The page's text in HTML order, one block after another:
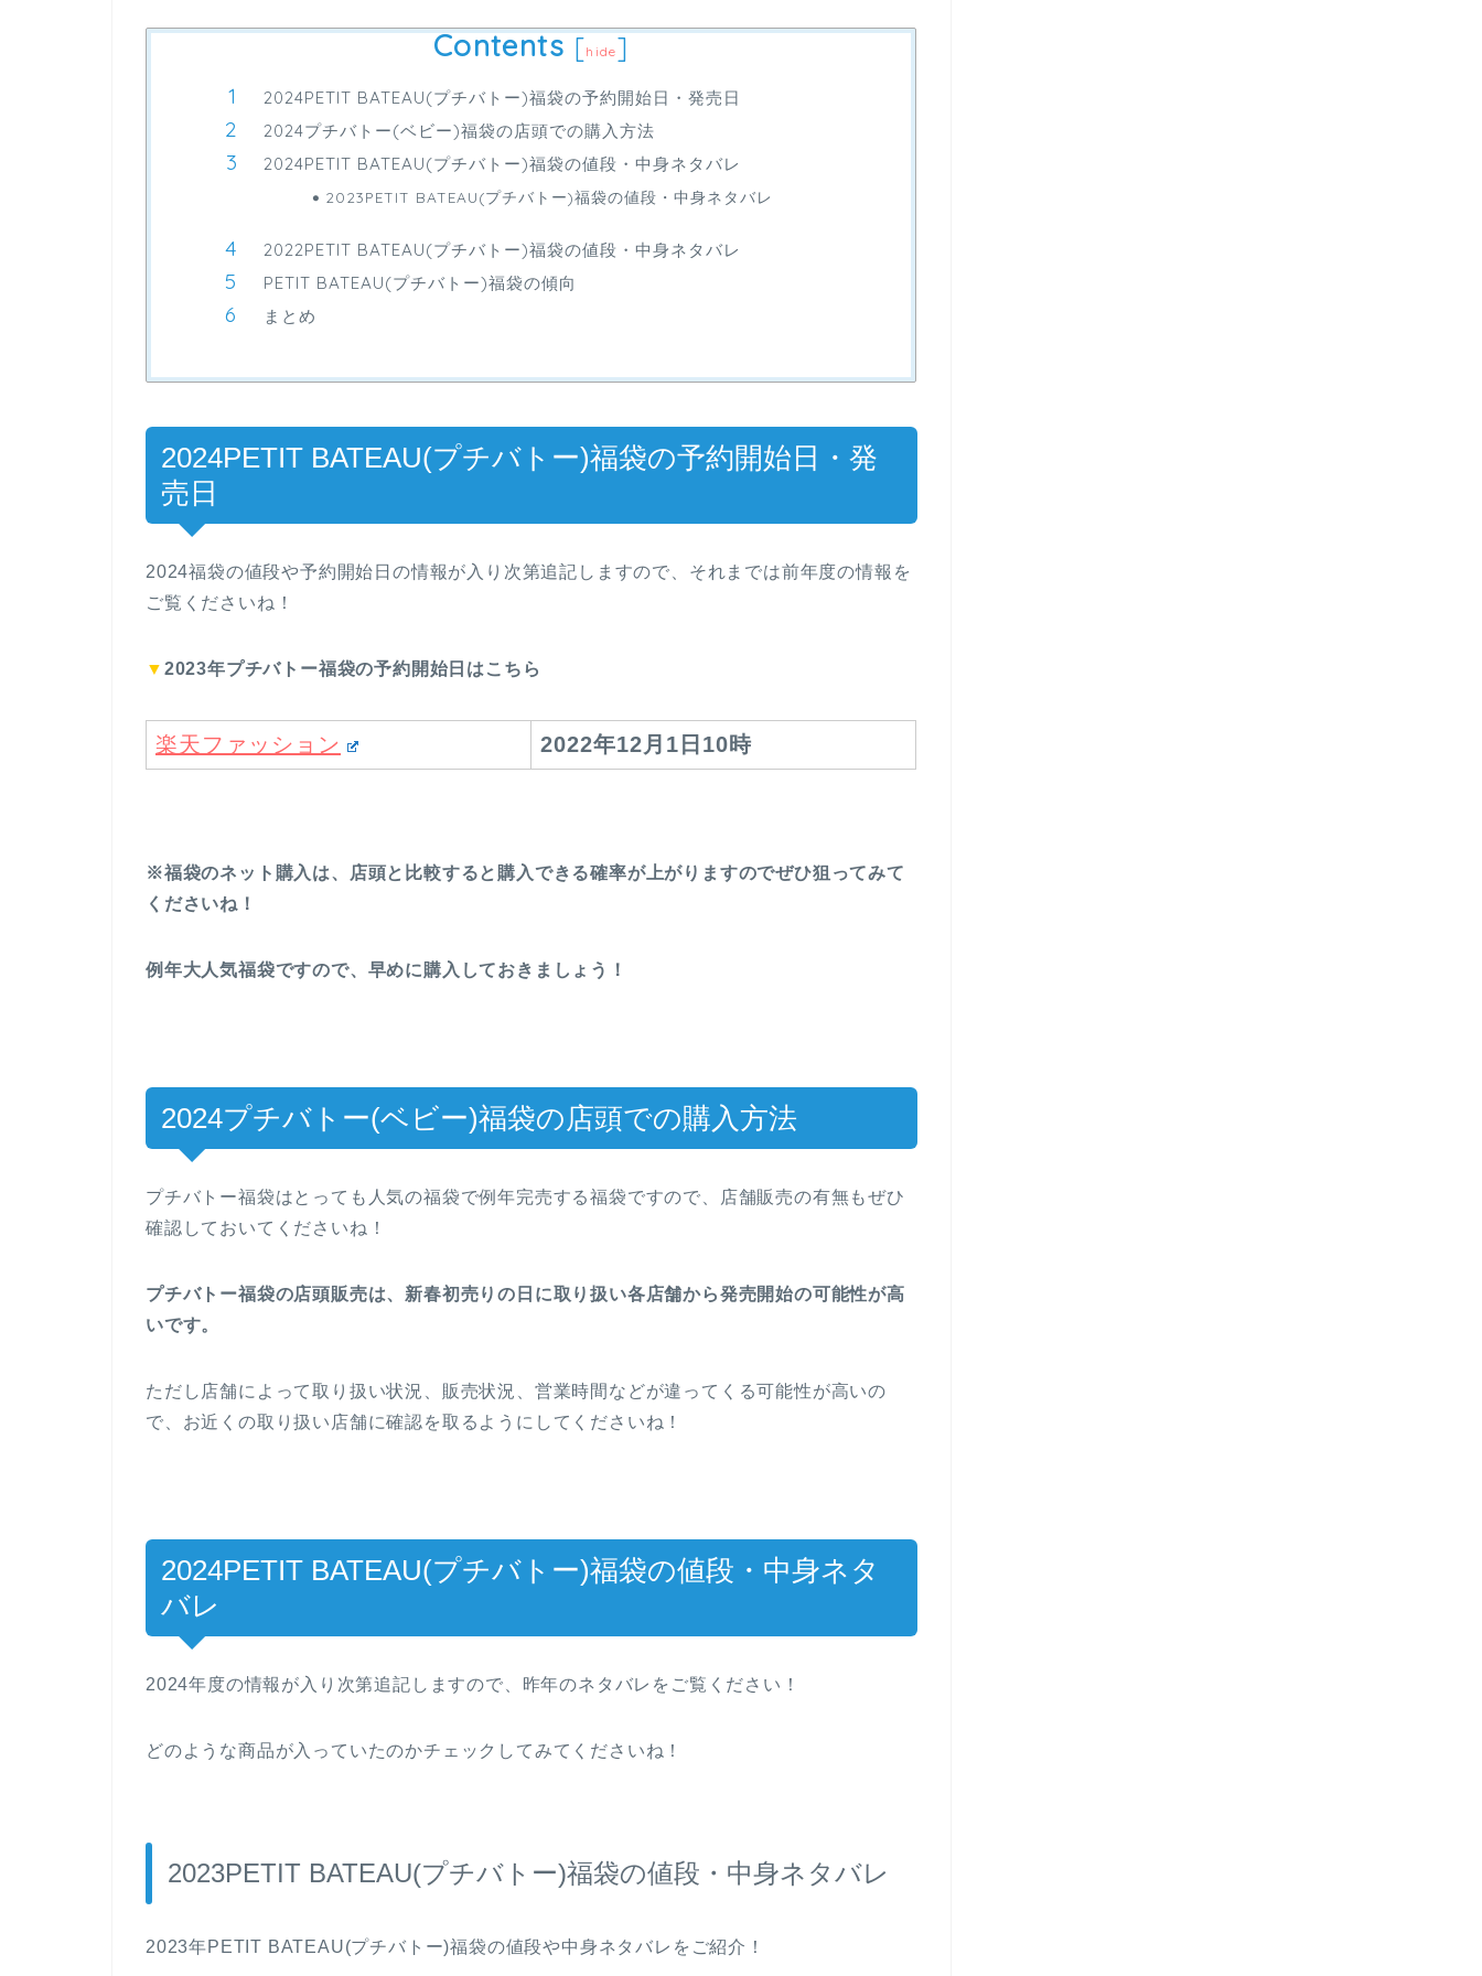
Contents [hide]
2024PETIT BATEAU(プチバトー)福袋の予約開始日・発売日
2024プチバトー(ベビー)福袋の店頭での購入方法
2024PETIT BATEAU(プチバトー)福袋の値段・中身ネタバレ
2023PETIT BATEAU(プチバトー)福袋の値段・中身ネタバレ
2022PETIT BATEAU(プチバトー)福袋の値段・中身ネタバレ
PETIT BATEAU(プチバトー)福袋の傾向
まとめ
2024PETIT BATEAU(プチバトー)福袋の予約開始日・発
売日
2024福袋の値段や予約開始日の情報が入り次第追記しますので、それまでは前年度の情報を
ご覧くださいね！
▼ 2023年プチバトー福袋の予約開始日はこちら
楽天ファッション 2022年12月1日10時
※福袋のネット購入は、店頭と比較すると購入できる確率が上がりますのでぜひ狙ってみて
くださいね！
例年大人気福袋ですので、早めに購入しておきましょう！
2024プチバトー(ベビー)福袋の店頭での購入方法
プチバトー福袋はとっても人気の福袋で例年完売する福袋ですので、店舗販売の有無もぜひ
確認しておいてくださいね！
プチバトー福袋の店頭販売は、新春初売りの 日に取り扱い各店舗から発売開始の可能性が高
いです。
ただし店舗によって取り扱い状況、販売状況、営業時間などが違ってくる可能性が高いの
で、お近くの取り扱い店舗に確認を取るようにしてくださいね！
2024PETIT BATEAU(プチバトー)福袋の値段・中身ネタ
バレ
2024年度の情報が入り次第追記しますので、昨年のネタバレをご覧ください！
どのような商品が入っていたのかチェックしてみてくださいね！
2023PETIT BATEAU(プチバトー)福袋の値段・中身ネタバレ
2023年PETIT BATEAU(プチバトー)福袋の値段や中身ネタバレをご紹介！